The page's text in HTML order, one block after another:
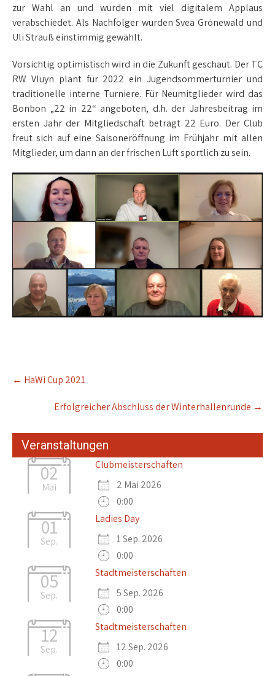
zur Wahl an und wurden mit viel digitalem Applaus
verabschiedet. Als Nachfolger wurden Svea Grönewald und
Uli Strauß einstimmig gewählt.
Vorsichtig optimistisch wird in die Zukunft geschaut. Der TC
RW Vluyn plant für 2022 ein Jugendsommerturnier und
traditionelle interne Turniere. Für Neumitglieder wird das
Bonbon „22 in 22“ angeboten, d.h. der Jahresbeitrag im
ersten Jahr der Mitgliedschaft beträgt 22 Euro. Der Club
freut sich auf eine Saisoneröffnung im Frühjahr mit allen
Mitglieder, um dann an der frischen Luft sportlich zu sein.
navigation
← HaWi Cup 2021
Erfolgreicher Abschluss der Winterhallenrunde →
Veranstaltungen
02
Mai
Clubmeisterschaften
2 Mai 2026
0:00
01
Sep.
Ladies Day
1 Sep. 2026
0:00
05
Sep.
Stadtmeisterschaften
5 Sep. 2026
0:00
12
Sep.
Stadtmeisterschaften
12 Sep. 2026
0:00